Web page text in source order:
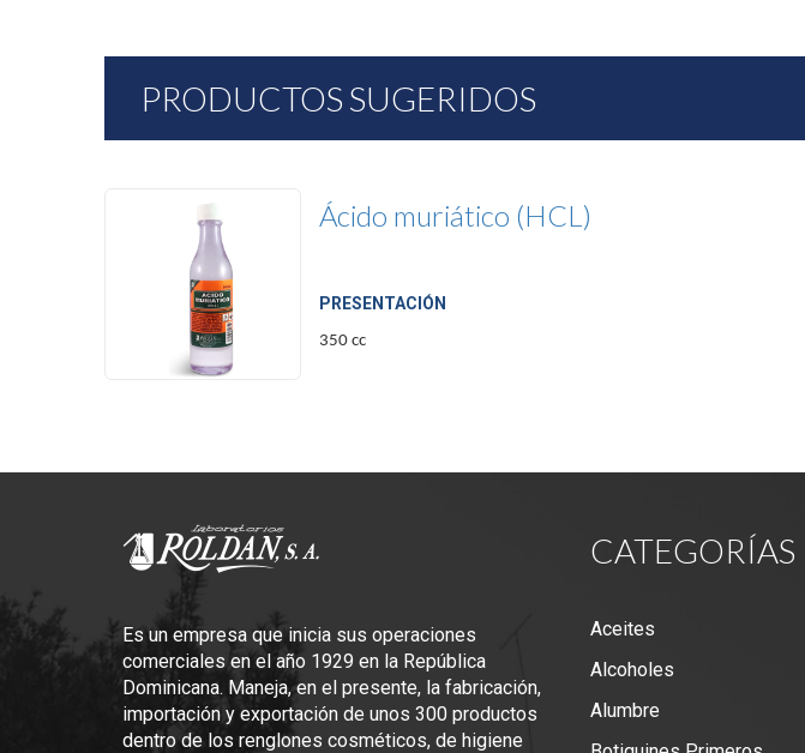
PRODUCTOS SUGERIDOS
Ácido muriático (HCL)
PRESENTACIÓN
350 cc
Es un empresa que inicia sus operaciones
comerciales en el año 1929 en la República
Dominicana. Maneja, en el presente, la fabricación,
importación y exportación de unos 300 productos
dentro de los renglones cosméticos, de higiene
CATEGORÍAS
Aceites
Alcoholes
Alumbre